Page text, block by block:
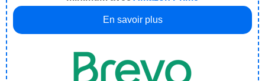
En savoir plus